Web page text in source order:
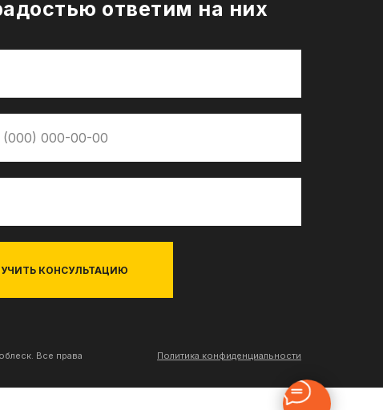
Политика конфиденциальности
Все права
КОНСУЛЬТАЦИЮ
ответим на них